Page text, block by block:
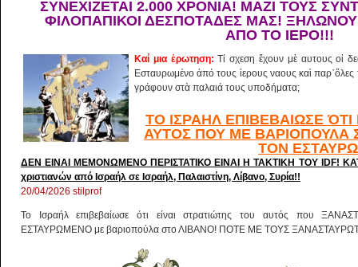
ΥΝΕΧΙΖΕΤΑΙ 2.000 ΧΡΟΝΙΑ! ΜΑΖΙ ΤΟΥΣ
ΙΛΟΠΑΠΙΚΟΙ ΔΕΣΠΟΤΑΔΕΣ ΜΑΣ!
ΠΟ ΤΟ ΙΕΡΟ!!!
Καί μια ἐρωτηση: Τί σχεση ἔχουν μὲ αυτους οἱ
Εσταυρωμένο ἀπό τους ἱερους ναους καὶ παρ᾽ὅλες
γράφουν στὰ παλαιά τους υποδήματα;
ΤΟ ΙΣΡΑΗΛ ΕΠΙΒΕΒΑΙΩΣΕ ΌΤΙ
ΑΥΤΟΣ ΠΟΥ ΜΕ ΒΑΡΙΟΠΟΥΛΑ
ΤΟΝ
ΔΕΝ ΕΙΝΑΙ ΜΕΜΟΝΩΜΕΝΟ ΠΕΡΙΣΤΑΤΙΚΟ ΕΙΝΑΙ Η ΤΑΚΤΙΚΗ ΤΟΥ IDF!
χριστιανών από Ισραήλ σε Ισραήλ, Παλαιστίνη, Λίβανο, Συρία!!
20/04/2026 stilprof
Το Ισραήλ επιβεβαίωσε ότι είναι στρατιώτης του αυτός που
ΕΣΤΑΥΡΩΜΕΝΟ με βαριοπούλα στο ΛΙΒΑΝΟ! ΠΟΤΕ ΜΕ ΤΟΥΣ